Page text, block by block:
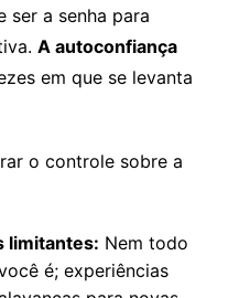
ser a senha para
A autoconfiança
em que se levanta
o controle sobre a
limitantes: Nem todo
é; experiências